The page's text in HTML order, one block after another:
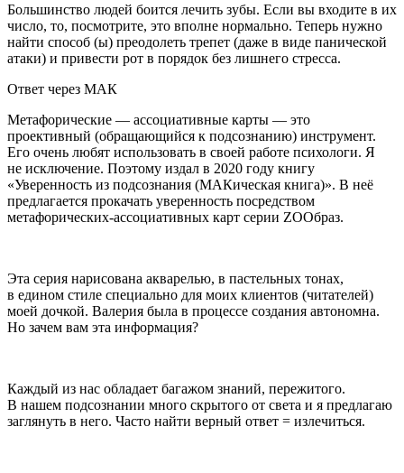
Большинство людей боится лечить зубы. Если вы входите в их
число, то, посмотрите, это вполне нормально. Теперь нужно
найти способ (ы) преодолеть трепет (даже в виде панической
атаки) и привести рот в порядок без лишнего стресса.
Ответ через МАК
Метафорические — ассоциативные карты — это
проективный (обращающийся к подсознанию) инструмент.
Его очень любят использовать в своей работе психологи. Я
не исключение. Поэтому издал в 2020 году книгу
«Уверенность из подсознания (МАКическая книга)». В неё
предлагается прокачать уверенность посредством
метафорических-ассоциативных карт серии ZOOбраз.
Эта серия нарисована акварелью, в пастельных тонах,
в едином стиле специально для моих клиентов (читателей)
моей дочкой. Валерия была в процессе создания автономна.
Но зачем вам эта информация?
Каждый из нас обладает багажом знаний, пережитого.
В нашем подсознании много скрытого от света и я предлагаю
заглянуть в него. Часто найти верный ответ = излечиться.